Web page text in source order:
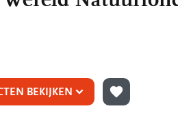
BEKIJKEN